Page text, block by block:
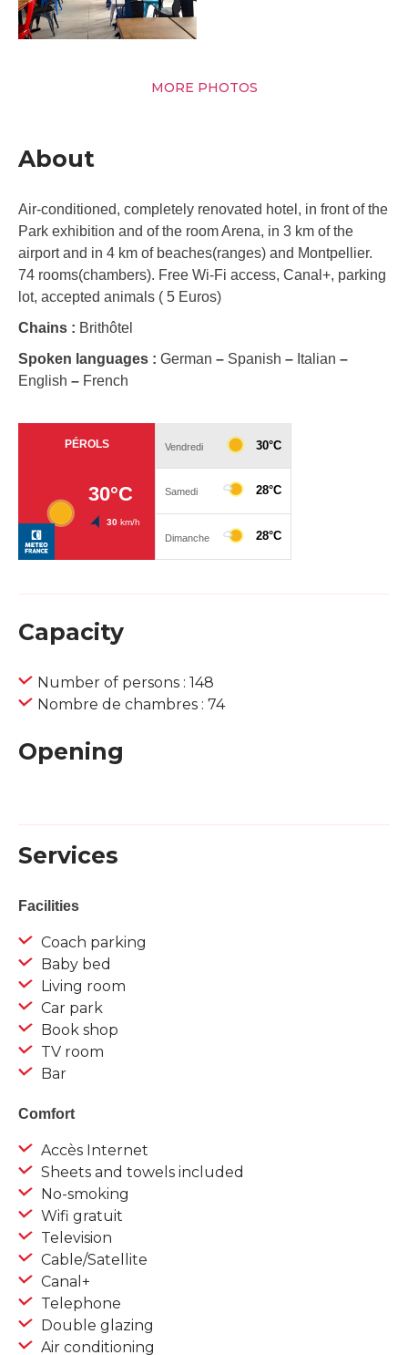
MORE PHOTOS
About
Air-conditioned, completely renovated hotel, in front of the
Park exhibition and of the room Arena, in 3 km of the
airport and in 4 km of beaches(ranges) and Montpellier.
74 rooms(chambers). Free Wi-Fi access, Canal+, parking
lot, accepted animals ( 5 Euros)
Chains : Brithôtel
Spoken languages : German – Spanish – Italian –
English – French
Capacity
Number of persons : 148
Nombre de chambres : 74
Opening
Services
Facilities
Coach parking
Baby bed
Living room
Car park
Book shop
TV room
Bar
Comfort
Accès Internet
Sheets and towels included
No-smoking
Wifi gratuit
Television
Cable/Satellite
Canal+
Telephone
Double glazing
Air conditioning